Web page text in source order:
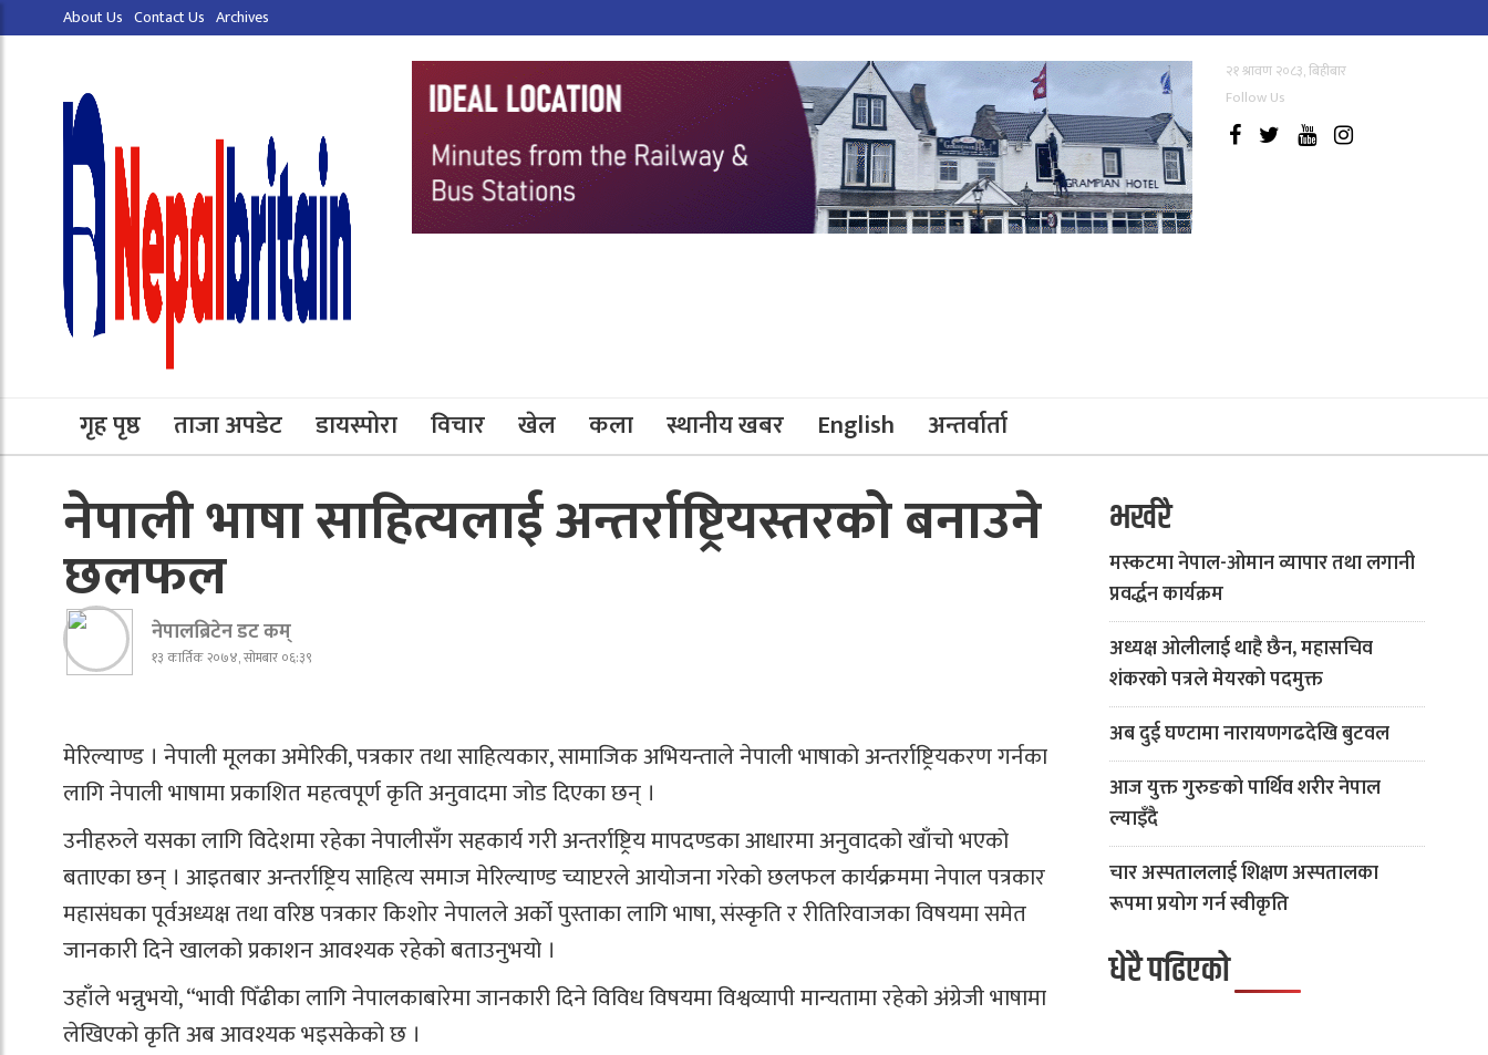
About Us Contact Us Archives
२१ श्रावण २०८३, बिहीबार
Follow Us
गृह पृष्ठ ताजा अपडेट डायस्पोरा विचार खेल कला स्थानीय खबर English अन्तर्वार्ता
नेपाली भाषा साहित्यलाई अन्तर्राष्ट्रियस्तरको बनाउने
छलफल
नेपालब्रिटेन डट कम्
१३ कार्तिक २०७४, सोमबार ०६:३९
मेरिल्याण्ड । नेपाली मूलका अमेरिकी, पत्रकार तथा साहित्यकार, सामाजिक अभियन्ताले नेपाली भाषाको अन्तर्राष्ट्रियकरण गर्नका
लागि नेपाली भाषामा प्रकाशित महत्वपूर्ण कृति अनुवादमा जोड दिएका छन् ।
उनीहरुले यसका लागि विदेशमा रहेका नेपालीसँग सहकार्य गरी अन्तर्राष्ट्रिय मापदण्डका आधारमा अनुवादको खाँचो भएको
बताएका छन् । आइतबार अन्तर्राष्ट्रिय साहित्य समाज मेरिल्याण्ड च्याप्टरले आयोजना गरेको छलफल कार्यक्रममा नेपाल पत्रकार
महासंघका पूर्वअध्यक्ष तथा वरिष्ठ पत्रकार किशोर नेपालले अर्को पुस्ताका लागि भाषा, संस्कृति र रीतिरिवाजका विषयमा समेत
जानकारी दिने खालको प्रकाशन आवश्यक रहेको बताउनुभयो ।
उहाँले भन्नुभयो, “भावी पिँढीका लागि नेपालकाबारेमा जानकारी दिने विविध विषयमा विश्वव्यापी मान्यतामा रहेको अंग्रेजी भाषामा
लेखिएको कृति अब आवश्यक भइसकेको छ ।
भर्खरै
मस्कटमा नेपाल-ओमान व्यापार तथा लगानी
प्रवर्द्धन कार्यक्रम
अध्यक्ष ओलीलाई थाहै छैन, महासचिव
शंकरको पत्रले मेयरको पदमुक्त
अब दुई घण्टामा नारायणगढदेखि बुटवल
आज युक्त गुरुङको पार्थिव शरीर नेपाल
ल्याइँदै
चार अस्पताललाई शिक्षण अस्पतालका
रूपमा प्रयोग गर्न स्वीकृति
धेरै पढिएको